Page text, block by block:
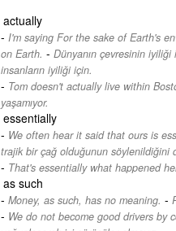
actually
I'm saying For the sake of Earth's
on Earth. - Dünyanın çevresinin
insanların iyiliği için.
Tom doesn't actually live within
yaşamıyor.
essentially
We often hear it said that ours is
trajik bir çağ olduğunun söylenildiğini
That's essentially what happened
as such
Money, as such, has no meaning. -
We do not become good drivers by